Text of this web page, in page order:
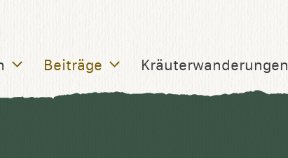
Beiträge Kräuterwanderungen